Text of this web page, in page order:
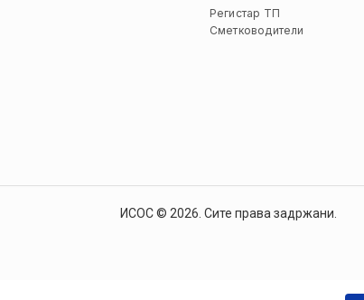
Регистар ТП
Сметководители
ИСОС © 2026. Сите права задржани.